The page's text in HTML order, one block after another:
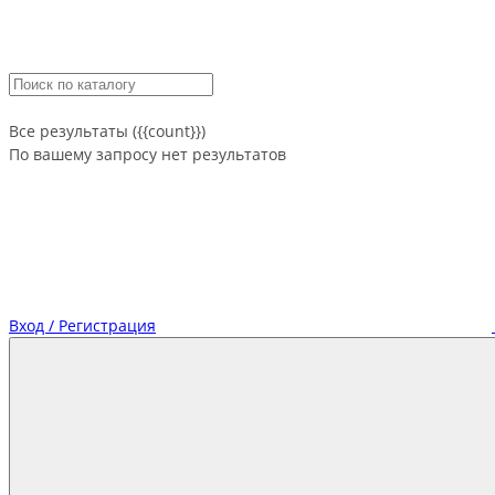
Все результаты ({{count}})
По вашему запросу нет результатов
Вход / Регистрация